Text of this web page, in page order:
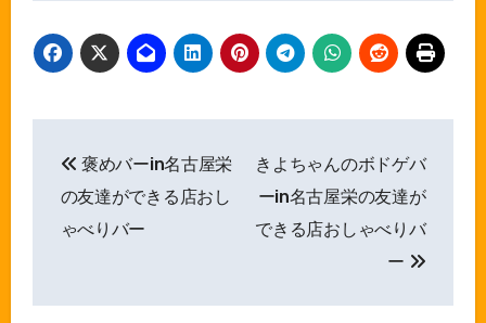
稿
ナ
褒めバーin名古屋栄
の友達ができる店おし
ゃべりバー
きよちゃんのボドゲバ
ーin名古屋栄の友達が
できる店おしゃべりバ
ー